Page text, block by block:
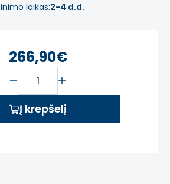
laikas:2-4 d.d.
266,90€
Į krepšelį